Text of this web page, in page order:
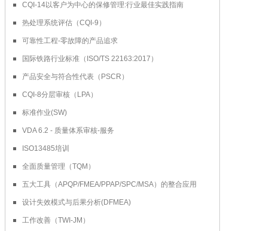
CQI-14以客户为中心的保修管理:行业最佳实践指南
热处理系统评估（CQI-9）
可靠性工程-零故障的产品追求
国际铁路行业标准（ISO/TS 22163:2017）
产品安全与符合性代表（PSCR）
CQI-8分层审核（LPA）
标准作业(SW)
VDA 6.2 - 质量体系审核-服务
ISO13485培训
全面质量管理（TQM）
五大工具（APQP/FMEA/PPAP/SPC/MSA）的整合应用
设计失效模式与后果分析(DFMEA)
工作改善（TWI-JM）